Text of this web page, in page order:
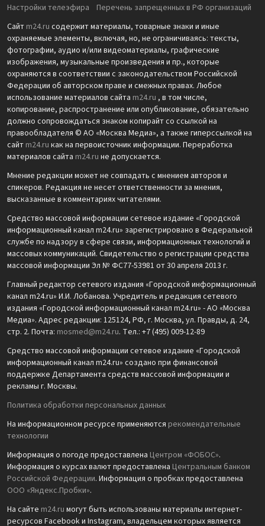
Настройки телеэфира
Перечень запрещенных в РФ организаций
Сайт m24.ru содержит материалы, товарные знаки и иные
охраняемые элементы, включая, но, не ограничиваясь: тексты,
фотографии, аудио и/или видеоматериалы, графические
изображения, музыкальные произведения и пр., которые
охраняются в соответствии с законодательством Российской
Федерации об авторском праве и смежных правах. Любое
использование материалов сайта m24.ru , в том числе,
копирование, распространение или опубликование, обязательно
должно сопровождаться знаком копирайт со ссылкой на
правообладателя © АО «Москва Медиа», а также гиперссылкой на
сайт m24.ru как на первоисточник информации. Переработка
материалов сайта m24.ru не допускается.
Мнение редакции может не совпадать с мнением авторов и
спикеров. Редакция не несет ответственности за мнения,
высказанные в комментариях читателями.
Средство массовой информации сетевое издание «Городской
информационный канал m24.ru» зарегистрировано в Федеральной
службе по надзору в сфере связи, информационных технологий и
массовых коммуникаций. Свидетельство о регистрации средства
массовой информации Эл № ФС77-53981 от 30 апреля 2013 г.
Главный редактор сетевого издания «Городской информационный
канал m24.ru» И.И. Лобанова. Учредитель и редакция сетевого
издания «Городской информационный канал m24.ru» - АО «Москва
Медиа». Адрес редакции: 125124, РФ, г. Москва, ул. Правды, д. 24,
стр. 2. Почта: mosmed@m24.ru. Тел.: +7 (495) 009-12-89
Средство массовой информации сетевое издание «Городской
информационный канал m24.ru» создано при финансовой
поддержке Департамента средств массовой информации и
рекламы г. Москвы.
Политика обработки персональных данных
На информационном ресурсе применяются рекомендательные
технологии
Информация о погоде предоставлена Центром «ФОБОС».
Информация о курсах валют предоставлена Центральным банком
Российской Федерации. Информация о пробках предоставлена
ООО «Яндекс.Пробки».
На сайте m24.ru могут быть использованы материалы интернет-
ресурсов Facebook и Instagram, владельцем которых является